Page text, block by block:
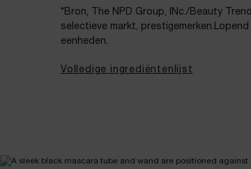
*Bron, The NPD Group, INc./Beauty
selectieve markt,
eenheden.
Volledige ingrediëntenlijst